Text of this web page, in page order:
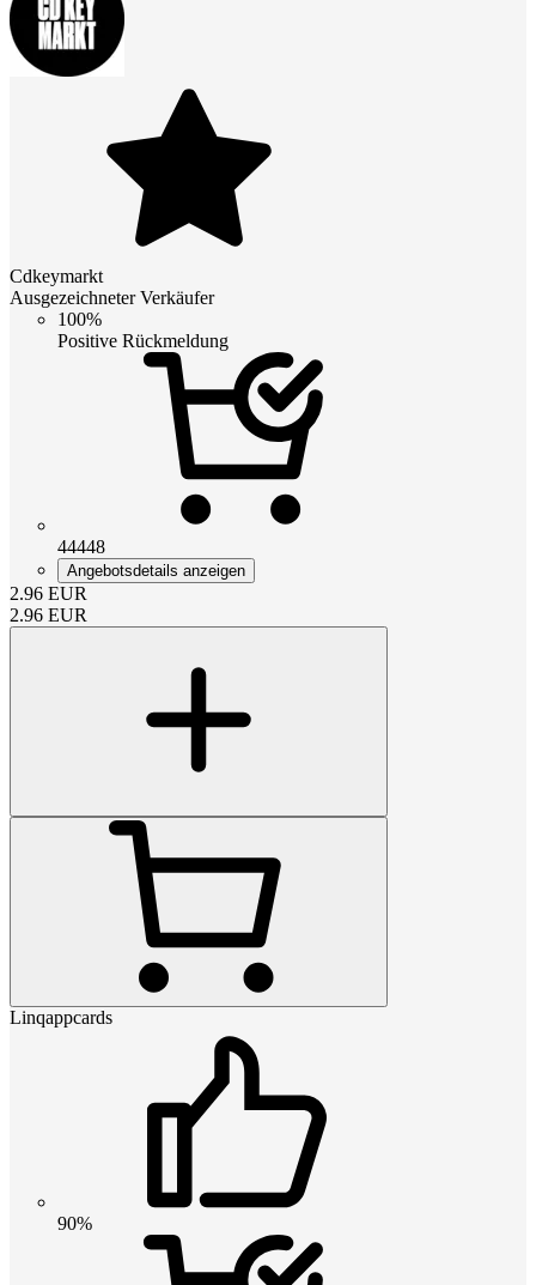
Cdkeymarkt
Ausgezeichneter Verkäufer
100%
Positive Rückmeldung
44448
Angebotsdetails anzeigen
2.96 EUR
2.96 EUR
Linqappcards
90%